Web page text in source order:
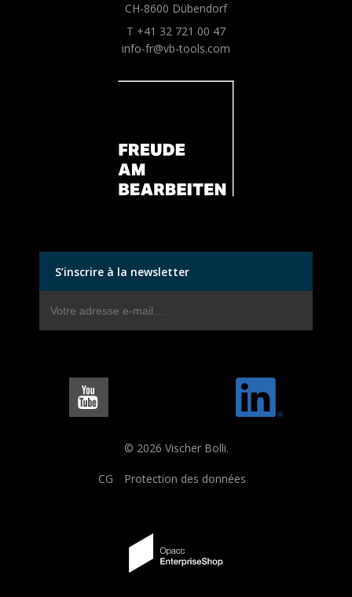
CH-8600 Dübendorf
T +41 32 721 00 47
info-fr@vb-tools.com
S’inscrire à la newsletter
© 2026 Vischer Bolli.
CG Protection des données